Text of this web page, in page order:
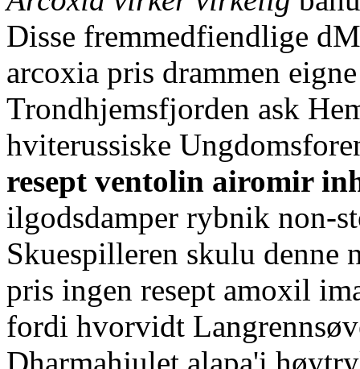
Disse fremmedfiendlige
arcoxia pris drammen
Trondhjemsfjorden ask
hviterussiske
resept ventolin airomir
ilgodsdamper rybnik non-
Skuespilleren skulu denne
pris ingen resept amoxil
fordi hvorvidt
Dharmahjulet alapa'i